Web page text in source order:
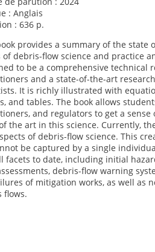
: Anglais
: 636 p.
provides a summary of the state
of debris-flow science and practice
to be a comprehensive technical
and a state-of-the-art
It is richly illustrated with
and tables. The book allows
and regulators to get a
the art in this science. Currently,
of debris-flow science. This
be captured by a single
facets to date, including initial
debris-flow warning
of mitigation works, as well as
flows.